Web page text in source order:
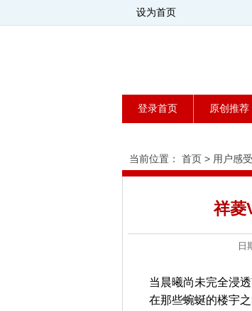
设为首页
登录首页 原创推荐
当前位置： 首页 > 用户感受
祥菱
日
当晨曦尚未完全浸
在那些蜿蜒的楼宇